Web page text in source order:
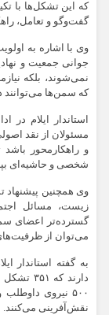
که این تشکل‌ها با
گفت‌وگو و تعامل،
وی با اشاره به
جوانی جمعیت و
نمی‌شوند، بلکه
که سمن‌ها می‌توانند
استاندار ایلام در
مسئولان از نقد
و راهکارمحور باشد
شخصی و حاشیه‌ای
وی همچنین پیشنهاد
زیست، مسائل
گسترده‌تر اعضای
می‌توان از
دارند
۵۰۰ نیروی
نقش‌آفرینی می‌کنند.